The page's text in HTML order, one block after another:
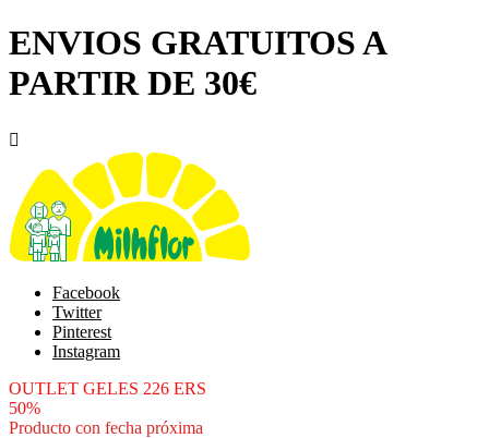
ENVIOS GRATUITOS A
PARTIR DE 30€

Facebook
Twitter
Pinterest
Instagram
OUTLET GELES 226 ERS
50%
Producto con fecha próxima